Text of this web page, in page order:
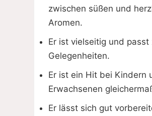
zwischen süßen und
Aromen.
Er ist vielseitig und passt
Gelegenheiten.
Er ist ein Hit bei Kindern
Erwachsenen
Er lässt sich gut